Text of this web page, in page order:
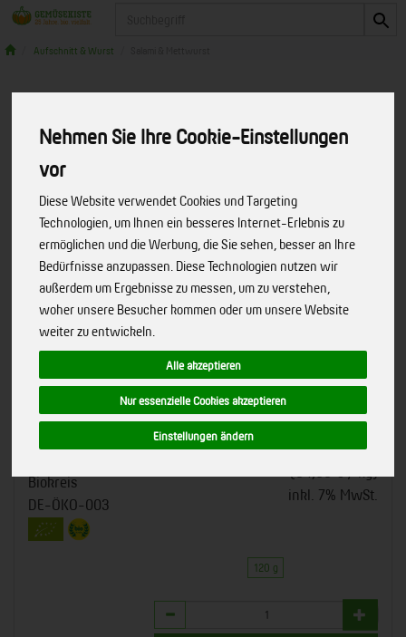
Nehmen Sie Ihre Cookie-Einstellungen
vor
Diese Website verwendet Cookies und Targeting
Technologien, um Ihnen ein besseres Internet-Erlebnis zu
ermöglichen und die Werbung, die Sie sehen, besser an Ihre
Bedürfnisse anzupassen. Diese Technologien nutzen wir
außerdem um Ergebnisse zu messen, um zu verstehen,
woher unsere Besucher kommen oder um unsere Website
weiter zu entwickeln.
Alle akzeptieren
Nur essenzielle Cookies akzeptieren
Einstellungen ändern
Aufschnitt & Wurst
Rindersalami (CHI)
Rohwurst aus 100 % Rindfleisch, herzhaft im
Geschmack, leicht geräuchert.
19869
Chiemgauer Naturfleisch
Biokreis
DE-ÖKO-003
inkl. 7% MwSt.
120 g
Anzahl